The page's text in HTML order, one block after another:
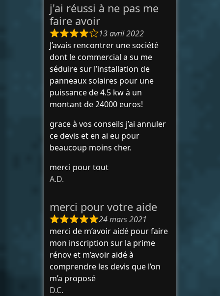
j'ai réussi à ne pas me
faire avoir
13 avril 2022
J’avais rencontrer une société
dont le commercial a su me
séduire sur l’installation de
panneaux solaires pour une
puissance de 4.5 kw à un
montant de 24000 euros!
grace à vos conseils j’ai annuler
ce devis et en ai eu pour
beaucoup moins cher.
merci pour tout
A.D.
merci pour votre aide
24 mars 2021
merci de m’avoir aidé pour faire
mon inscription sur la prime
rénov et m’avoir aidé à
comprendre les devis que l’on
m’a proposé
D.C.